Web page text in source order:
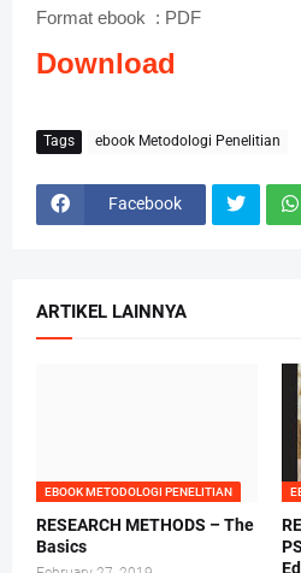
Format ebook : PDF
Download
Tags ebook Metodologi Penelitian
Facebook
ARTIKEL LAINNYA
EBOOK METODOLOGI PENELITIAN
RESEARCH METHODS – The
Basics